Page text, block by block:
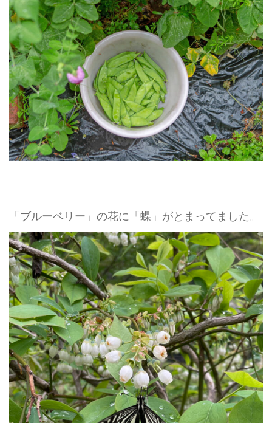
「ブルーベリー」の花に「蝶」がとまってました。